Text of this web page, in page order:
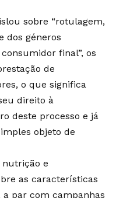
sobre “rotulagem,
dos géneros
final”, os
de
o que significa
direito à
deste processo e já
objeto de
nutrição e
as características
par com campanhas